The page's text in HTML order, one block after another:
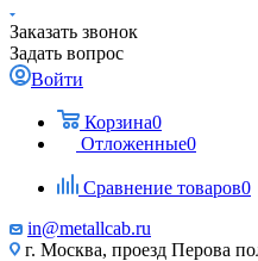
Заказать звонок
Задать вопрос
Войти
Корзина0
Отложенные0
Сравнение товаров0
in@metallcab.ru
г. Москва, проезд Перова